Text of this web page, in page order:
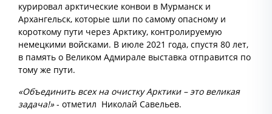
курировал арктические конвои в Мурманск и
Архангельск, которые шли по самому опасному и
короткому пути через Арктику, контролируемую
немецкими войсками. В июле 2021 года, спустя 80 лет,
в память о Великом Адмирале выставка отправится по
тому же пути.
«Объединить всех на очистку Арктики – это великая
задача!»- отметил Николай Савельев.